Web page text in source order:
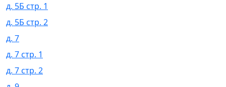
д. 5Б стр. 1
д. 5Б стр. 2
д. 7
д. 7 стр. 1
д. 7 стр. 2